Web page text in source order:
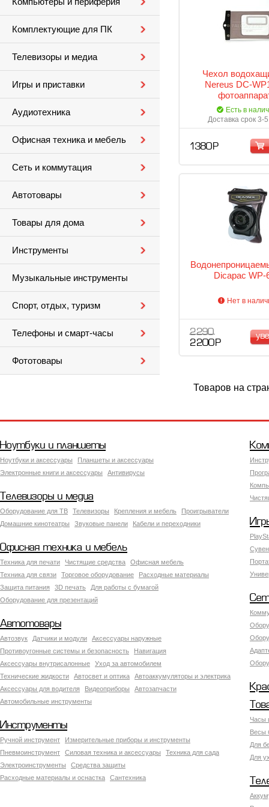
Комплектующие для ПК
Телевизоры и медиа
Игры и приставки
Аудиотехника
Офисная техника и мебель
Сеть и коммутация
Автотовары
Товары для дома
Инструменты
Музыкальные инструменты
Спорт, отдых, туризм
Телефоны и смарт-часы
Фототовары
Чехол
Nereus DC-
Есть в
Доставка срок 3-
1 380 Р
Dicapac WP-
Нет в
2 290
2 200 Р
Товаров на
Ноутбуки и планшеты
Ноутбуки и аксессуары
Планшеты и аксессуары
Электронные книги и аксессуары
Антивирусы
Телевизоры и медиа
Оборудование для ТВ Телевизоры Крепления и мебель
Проигрыватели
Домашние кинотеатры
Звуковые панели Кабели и переходники
Офисная техника и мебель
Техника для печати Чистящие средства
Офисная мебель
Техника для связи
Торговое оборудование
Расходные материалы
Защита питания
3D печать
Для работы с бумагой
Оборудование для презентаций
Автотовары
Автозвук Датчики и модули
Аксессуары наружные
Противоугонные системы и безопасность
Навигация
Аксесcуары внутрисалонные
Уход за автомобилем
Технические жидкости
Автосвет и оптика
Автоаккумуляторы и электрика
Аксессуары для водителя
Видеоприборы
Автозапчасти
Автомобильные инструменты
Часы
Весы
Для
Для
Инструменты
Ручной инструмент
Измерительные приборы и инструменты
Пневмоинструмент
Силовая техника и аксессуары
Техника для сада
Электроинструменты
Средства защиты
Расходные материалы и оснастка
Сантехника